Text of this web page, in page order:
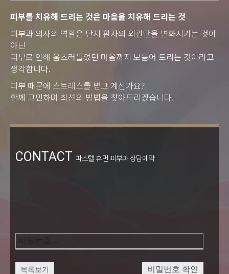
피부를 치유해 드리는 것은 마음을 치유해 드리는 것
피부과 의사의 역할은 단지 환자의 외관만을 변화시키는 것이
아닌
피부로 인해 움츠러들었던 마음까지 보듬어 드리는 것이라고
생각합니다.
피부 때문에 스트레스를 받고 계신가요?
함께 고민하며 최선의 방법을 찾아드리겠습니다.
CONTACT 파스텔 휴먼 피부과 상담예약
목록보기 비밀번호 확인